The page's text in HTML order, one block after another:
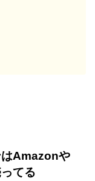
はAmazonや
てる